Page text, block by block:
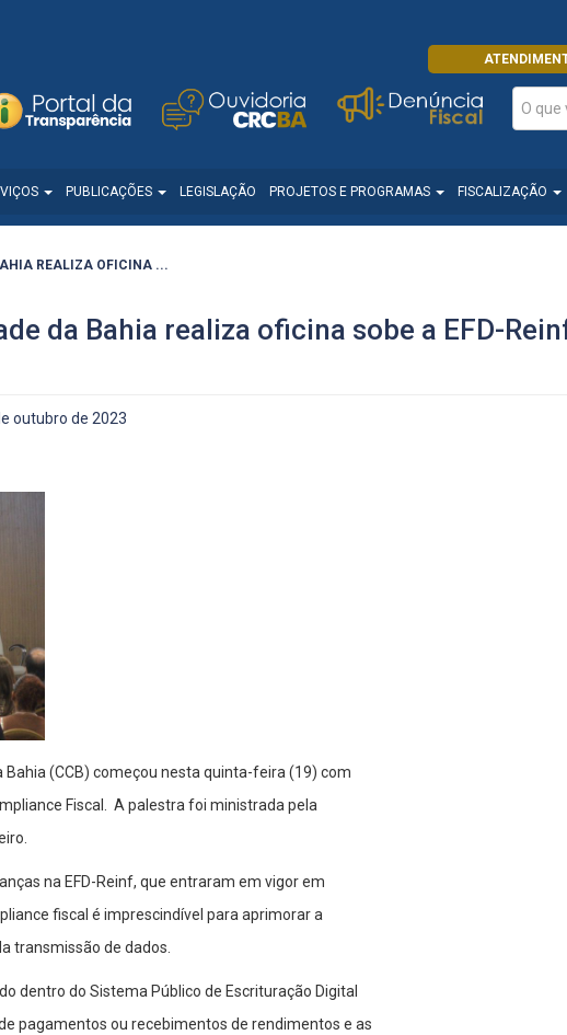
PUBLICAÇÕES LEGISLAÇÃO PROJETOS E PROGRAMAS FISCALIZAÇÃO
REALIZA OFICINA ...
da Bahia realiza oficina sobe a EFD-
outubro de 2023
Bahia (CCB) começou nesta quinta-feira (19) com
Fiscal. A palestra foi ministrada pela
na EFD-Reinf, que entraram em vigor em
fiscal é imprescindível para aprimorar a
transmissão de dados.
dentro do Sistema Público de Escrituração Digital
pagamentos ou recebimentos de rendimentos e as